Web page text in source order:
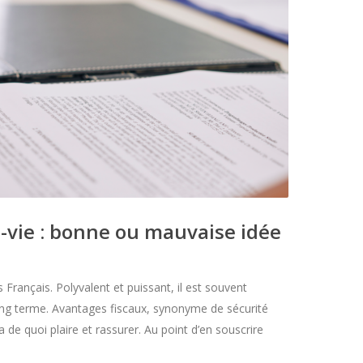
: bonne ou mauvaise idée
Français. Polyvalent et puissant, il est souvent
terme. Avantages fiscaux, synonyme de sécurité
quoi plaire et rassurer. Au point d’en souscrire